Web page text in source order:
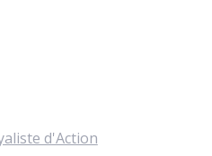
d'Action